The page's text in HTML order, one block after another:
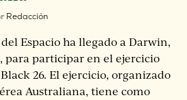
Redacción
Espacio ha llegado a Darwin,
para participar en el ejercicio
26. El ejercicio, organizado
Australiana, tiene como